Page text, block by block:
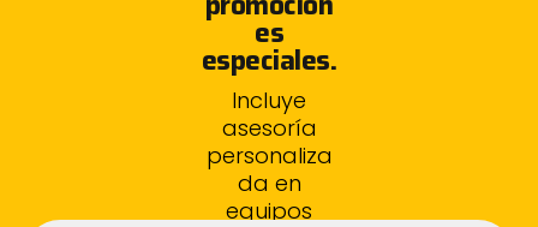
es
especiales.
Incluye
asesoría
personaliza
da en
equipos